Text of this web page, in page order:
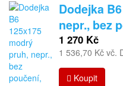
Dodejka
nepr., bez
1 270 Kč
1 536,70 Kč vč.
Koupit